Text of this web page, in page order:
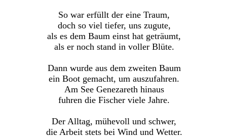
So war erfüllt der eine Traum,
doch so viel tiefer, uns zugute,
als es dem Baum einst hat geträumt,
als er noch stand in voller Blüte.
Dann wurde aus dem zweiten Baum
ein Boot gemacht, um auszufahren.
Am See Genezareth hinaus
fuhren die Fischer viele Jahre.
Der Alltag, mühevoll und schwer,
die Arbeit stets bei Wind und Wetter.